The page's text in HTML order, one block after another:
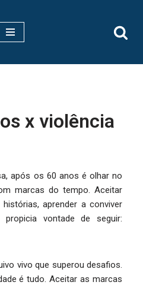
x violência
após os 60 anos é olhar no
marcas do tempo. Aceitar
histórias, aprender a conviver
vontade de seguir:
vivo que superou desafios.
é tudo. Aceitar as marcas